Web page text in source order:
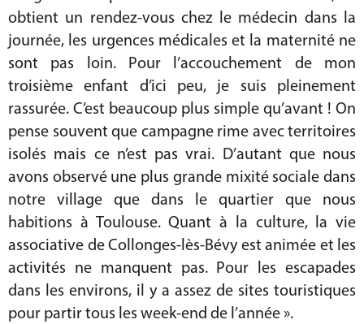
obtient un rendez-vous chez le médecin dans la
journée, les urgences médicales et la maternité ne
sont pas loin. Pour l’accouchement de mon
troisième enfant d’ici peu, je suis pleinement
rassurée. C’est beaucoup plus simple qu’avant ! On
pense souvent que campagne rime avec territoires
isolés mais ce n’est pas vrai. D’autant que nous
avons observé une plus grande mixité sociale dans
notre village que dans le quartier que nous
habitions à Toulouse. Quant à la culture, la vie
associative de Collonges-lès-Bévy est animée et les
activités ne manquent pas. Pour les escapades
dans les environs, il y a assez de sites touristiques
pour partir tous les week-end de l’année ».